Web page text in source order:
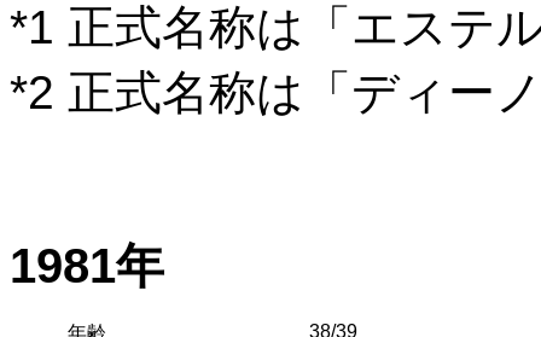
*1 正式名称は「エステ
*2 正式名称は「ディー
1981年
38/39